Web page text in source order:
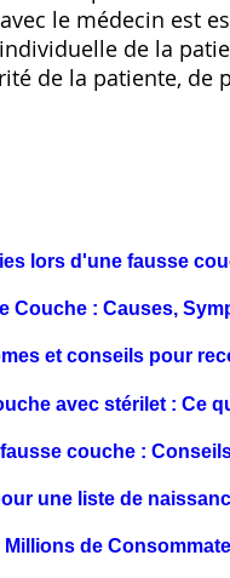
le médecin est
de la
de la patiente,
lors d'une fausse
Couche : Causes,
et conseils pour
avec stérilet : Ce
couche :
une liste de
de